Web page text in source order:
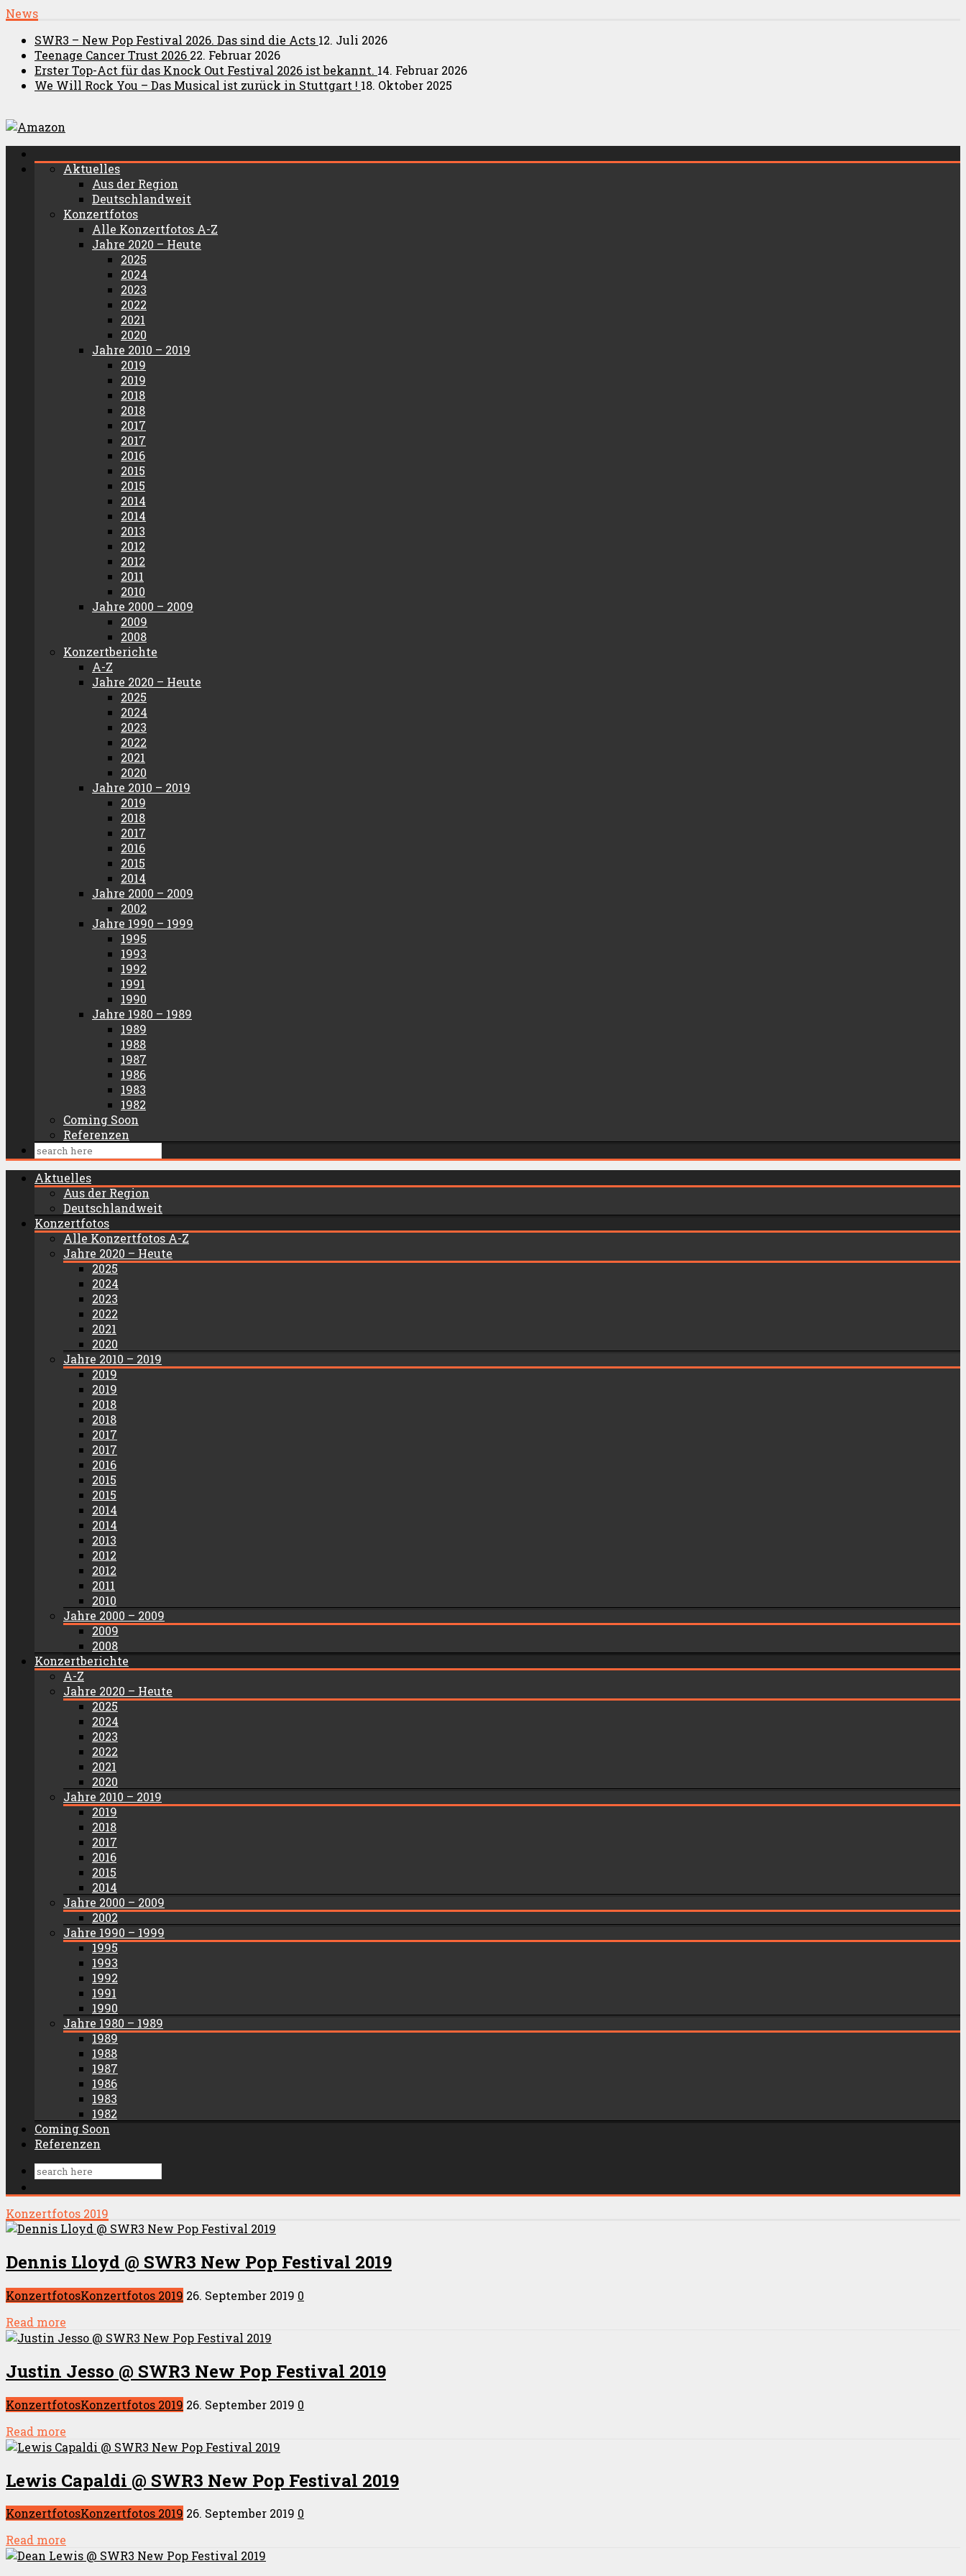
News
SWR3 – New Pop Festival 2026. Das sind die Acts 12. Juli 2026
Teenage Cancer Trust 2026 22. Februar 2026
Erster Top-Act für das Knock Out Festival 2026 ist bekannt. 14. Februar 2026
We Will Rock You – Das Musical ist zurück in Stuttgart ! 18. Oktober 2025
Aktuelles
Aus der Region
Deutschlandweit
Konzertfotos
Alle Konzertfotos A-Z
Jahre 2020 – Heute
2025
2024
2023
2022
2021
2020
Jahre 2010 – 2019
2019
2019
2018
2018
2017
2017
2016
2015
2015
2014
2014
2013
2012
2012
2011
2010
Jahre 2000 – 2009
2009
2008
Konzertberichte
A-Z
Jahre 2020 – Heute
2025
2024
2023
2022
2021
2020
Jahre 2010 – 2019
2019
2018
2017
2016
2015
2014
Jahre 2000 – 2009
2002
Jahre 1990 – 1999
1995
1993
1992
1991
1990
Jahre 1980 – 1989
1989
1988
1987
1986
1983
1982
Coming Soon
Referenzen
Aktuelles
Aus der Region
Deutschlandweit
Konzertfotos
Alle Konzertfotos A-Z
Jahre 2020 – Heute
2025
2024
2023
2022
2021
2020
Jahre 2010 – 2019
2019
2019
2018
2018
2017
2017
2016
2015
2015
2014
2014
2013
2012
2012
2011
2010
Jahre 2000 – 2009
2009
2008
Konzertberichte
A-Z
Jahre 2020 – Heute
2025
2024
2023
2022
2021
2020
Jahre 2010 – 2019
2019
2018
2017
2016
2015
2014
Jahre 2000 – 2009
2002
Jahre 1990 – 1999
1995
1993
1992
1991
1990
Jahre 1980 – 1989
1989
1988
1987
1986
1983
1982
Coming Soon
Referenzen
Konzertfotos 2019
Dennis Lloyd @ SWR3 New Pop Festival 2019
KonzertfotosKonzertfotos 2019 26. September 2019 0
Read more
Justin Jesso @ SWR3 New Pop Festival 2019
KonzertfotosKonzertfotos 2019 26. September 2019 0
Read more
Lewis Capaldi @ SWR3 New Pop Festival 2019
KonzertfotosKonzertfotos 2019 26. September 2019 0
Read more